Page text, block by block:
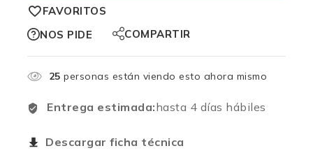
FAVORITOS
NOS PIDE
COMPARTIR
25 personas están viendo esto ahora mismo
Entrega estimada:hasta 4 días hábiles
Descargar ficha técnica